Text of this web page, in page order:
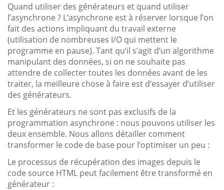
Quand utiliser des générateurs et quand utiliser
l’asynchrone ? L’asynchrone est à réserver lorsque l’on
fait des actions impliquant du travail externe
(utilisation de nombreuses I/O qui mettent le
programme en pause). Tant qu’il s’agit d’un algorithme
manipulant des données, si on ne souhaite pas
attendre de collecter toutes les données avant de les
traiter, la meilleure chose à faire est d’essayer d’utiliser
des générateurs.
Et les générateurs ne sont pas exclusifs de la
programmation asynchrone : nous pouvons utiliser les
deux ensemble. Nous allons détailler comment
transformer le code de base pour l’optimiser un peu :
Le processus de récupération des images depuis le
code source HTML peut facilement être transformé en
générateur :